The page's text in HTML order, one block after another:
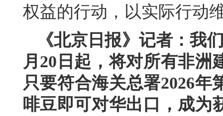
权益的行动，以实际行动
《北京日报》记者：我
月20日起，将对所有非洲
只要符合海关总署2026年
啡豆即可对华出口，成为